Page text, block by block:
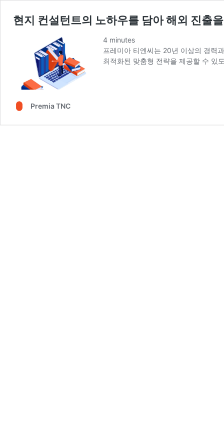
현지 컨설턴트의 노하우를 담아 해외 진출
4 minutes
프레미아 티엔씨는 20년 이상의 경력
최적화된 맞춤형 전략을 제공할 수 있
Premia TNC